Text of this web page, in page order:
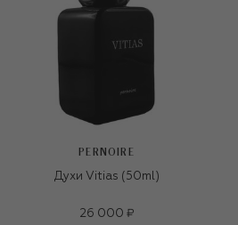
PERNOIRE
Духи Vitias (50ml)
26 000 ₽